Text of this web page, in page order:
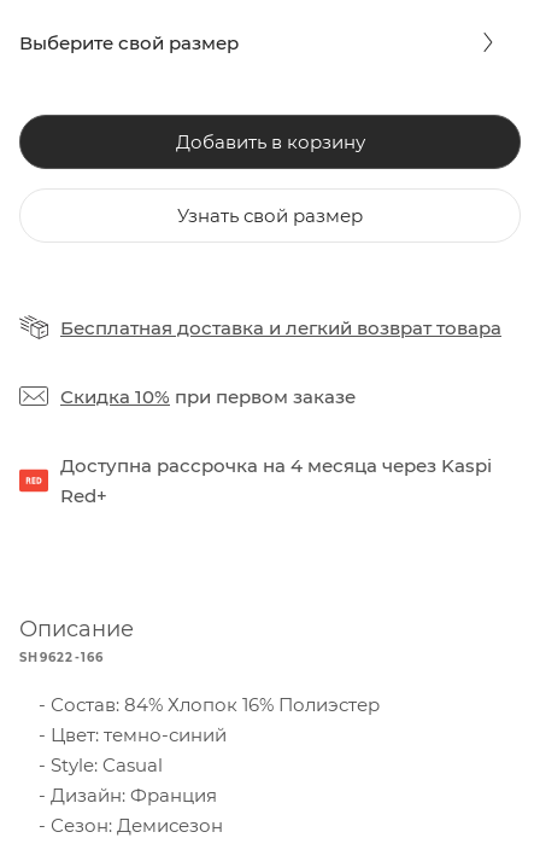
Выберите свой размер
Добавить в корзину
Узнать свой размер
Бесплатная доставка и легкий возврат товара
Скидка 10% при первом заказе
Доступна рассрочка на 4 месяца через Kaspi
Red+
Описание
SH9622-166
Состав: 84% Хлопок 16% Полиэстер
Цвет: темно-синий
Style: Casual
Дизайн: Франция
Сезон: Демисезон